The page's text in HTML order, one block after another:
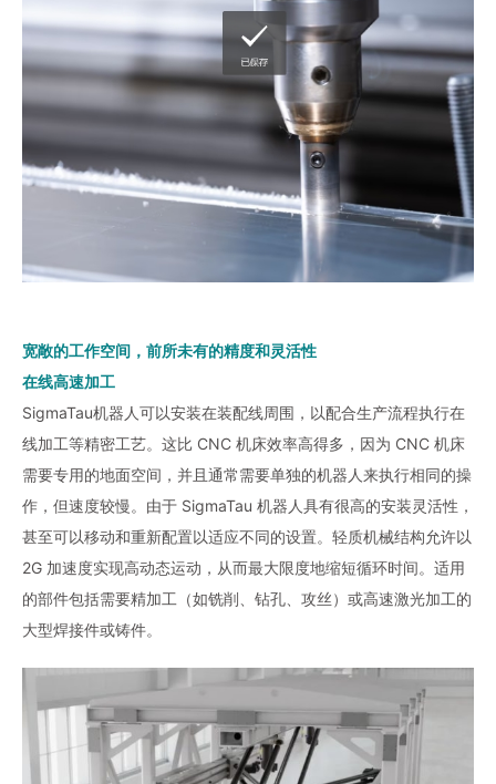
宽敞的工作空间，前所未有的精度和灵活性
在线高速加工
SigmaTau机器人可以安装在装配线周围，以配合生产流程执行在
线加工等精密工艺。这比 CNC 机床效率高得多，因为 CNC 机床
需要专用的地面空间，并且通常需要单独的机器人来执行相同的操
作，但速度较慢。由于 SigmaTau 机器人具有很高的安装灵活性，
甚至可以移动和重新配置以适应不同的设置。轻质机械结构允许以
2G 加速度实现高动态运动，从而最大限度地缩短循环时间。适用
的部件包括需要精加工（如铣削、钻孔、攻丝）或高速激光加工的
大型焊接件或铸件。